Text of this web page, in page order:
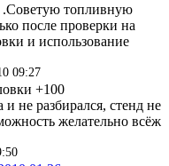
топливную
после проверки на
и использование
09:27
+100
не разбирался, стенд не
желательно всёж